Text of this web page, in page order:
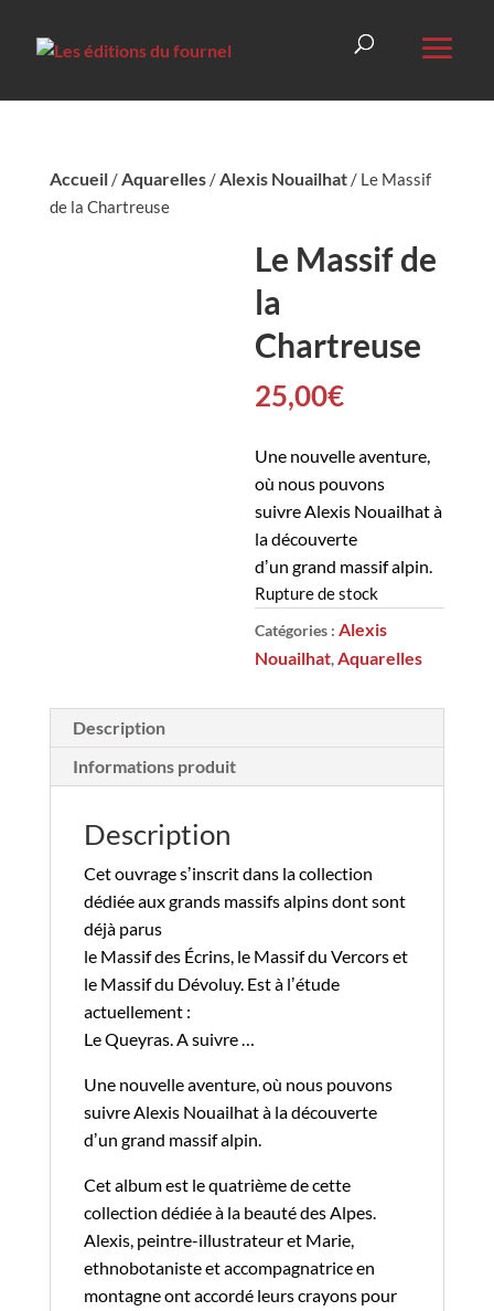
Accueil/Aquarelles/Alexis Nouailhat/ Le Massif
de la Chartreuse
Le Massif de
la
Chartreuse
25,00€
Une nouvelle aventure,
où nous pouvons
suivre Alexis Nouailhat à
la découverte
dʼun grand massif alpin.
Rupture de stock
Catégories :Alexis
Nouailhat,Aquarelles
Description
Informations produit
Description
Cet ouvrage sʼinscrit dans la collection
dédiée aux grands massifs alpins dont sont
déjà parus
le Massif des Écrins, le Massif du Vercors et
le Massif du Dévoluy. Est à lʼétude
actuellement :
Le Queyras. A suivre …
Une nouvelle aventure, où nous pouvons
suivre Alexis Nouailhat à la découverte
dʼun grand massif alpin.
Cet album est le quatrième de cette
collection dédiée à la beauté des Alpes.
Alexis, peintre-illustrateur et Marie,
ethnobotaniste et accompagnatrice en
montagne ont accordé leurs crayons pour